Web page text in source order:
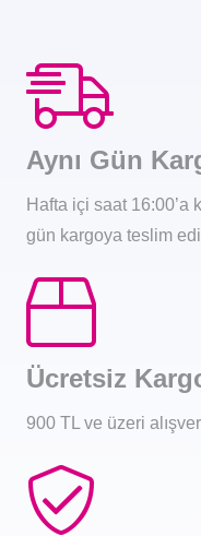
Aynı Gün
Hafta içi saat 16:00’a
gün kargoya teslim
Ücretsiz
900 TL ve üzeri